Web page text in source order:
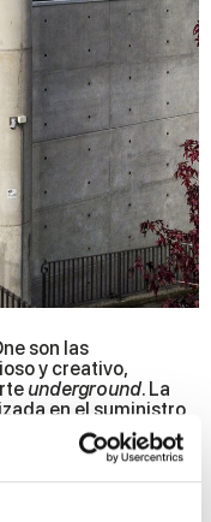
son las
y creativo,
underground. La
en el suministro
eventos
creative huben el que
y